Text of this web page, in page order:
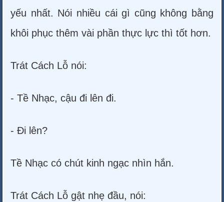
yếu nhất. Nói nhiều cái gì cũng không bằng
khôi phục thêm vài phần thực lực thì tốt hơn.
Trát Cách Lỗ nói:
- Tề Nhạc, cậu đi lên đi.
- Đi lên?
Tề Nhạc có chút kinh ngạc nhìn hắn.
Trát Cách Lỗ gật nhẹ đầu, nói: